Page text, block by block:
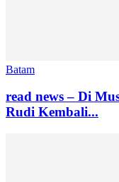
Batam
read news – Di
Rudi Kembali...